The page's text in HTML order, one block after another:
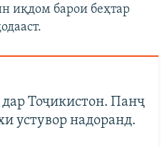
иқдом барои беҳтар
дар Тоҷикистон. Панҷ
устувор надоранд.